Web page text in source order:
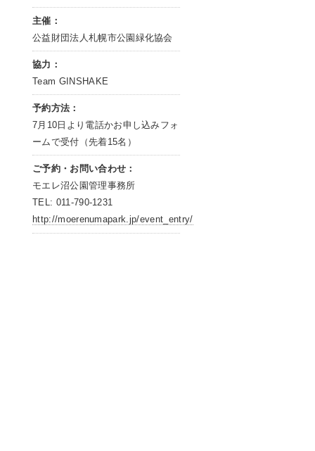
主催：
公益財団法人札幌市公園緑化協会
協力：
Team GINSHAKE
予約方法：
7月10日より電話かお申し込みフォ
ームで受付（先着15名）
ご予約・お問い合わせ：
モエレ沼公園管理事務所
TEL: 011-790-1231
http://moerenumapark.jp/event_entry/